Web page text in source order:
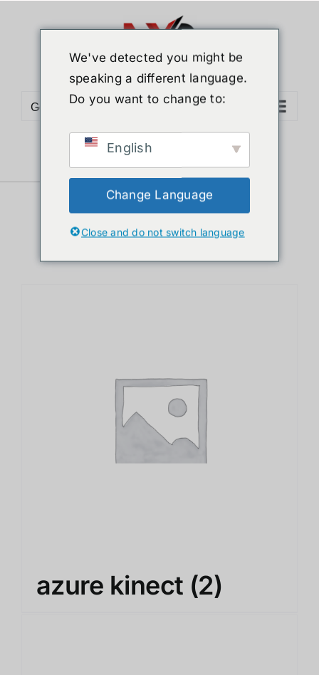
Go to...
Sort byDefault Order
Show12 Products
azure kinect (2)
We've detected you might be
speaking a different language.
Do you want to change to:
English
Change Language
Close and do not switch language